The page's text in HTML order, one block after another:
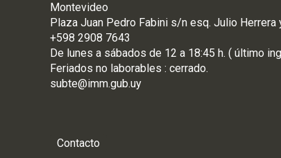
Montevideo
Plaza Juan Pedro Fabini s/n esq. Julio Herrera
+598 2908 7643
De lunes a sábados de 12 a 18:45 h. ( último
Feriados no laborables : cerrado.
subte@imm.gub.uy
Contacto